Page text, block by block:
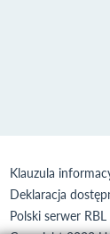
Klauzula
Deklaracja
Polski serwer RBL